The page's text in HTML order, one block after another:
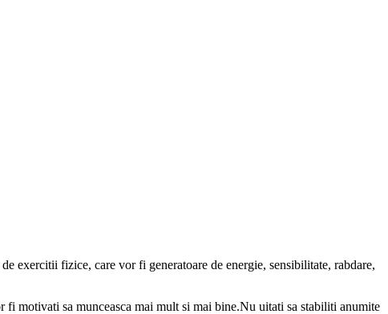
exercitii fizice, care vor fi generatoare de energie, sensibilitate, rabdare,
fi motivati sa munceasca mai mult si mai bine.Nu uitati sa stabiliti anumite